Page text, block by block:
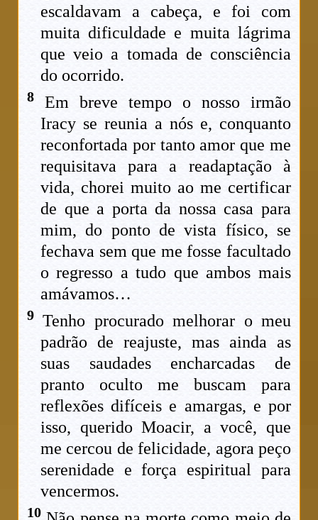
escaldavam a cabeça, e foi com
muita dificuldade e muita lágrima
que veio a tomada de consciência
do ocorrido.
8 Em breve tempo o nosso irmão
Iracy se reunia a nós e, conquanto
reconfortada por tanto amor que me
requisitava para a readaptação à
vida, chorei muito ao me certificar
de que a porta da nossa casa para
mim, do ponto de vista físico, se
fechava sem que me fosse facultado
o regresso a tudo que ambos mais
amávamos…
9 Tenho procurado melhorar o meu
padrão de reajuste, mas ainda as
suas saudades encharcadas de
pranto oculto me buscam para
reflexões difíceis e amargas, e por
isso, querido Moacir, a você, que
me cercou de felicidade, agora peço
serenidade e força espiritual para
vencermos.
10